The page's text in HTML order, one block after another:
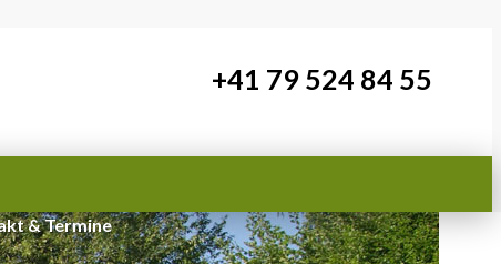
+41 79 524 84 55
& Termine